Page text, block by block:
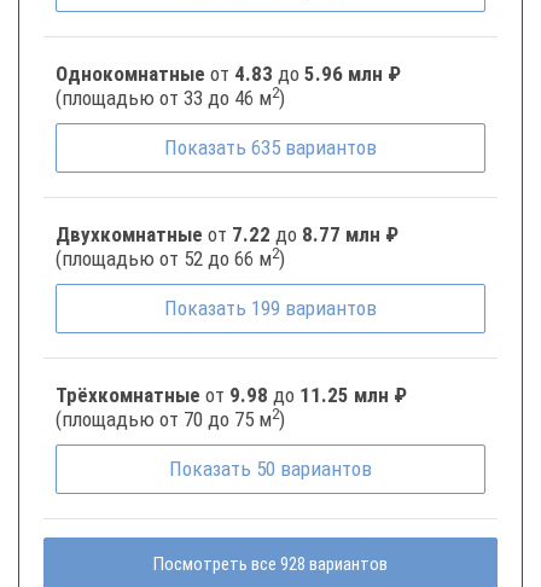
Однокомнатные от 4.83 до 5.96 млн ₽
(площадью от 33 до 46 м2)
Показать 635 вариантов
Двухкомнатные от 7.22 до 8.77 млн ₽
(площадью от 52 до 66 м2)
Показать 199 вариантов
Трёхкомнатные от 9.98 до 11.25 млн ₽
(площадью от 70 до 75 м2)
Показать 50 вариантов
Посмотреть все 928 вариантов